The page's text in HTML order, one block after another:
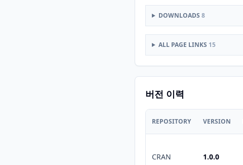
DOWNLOADS 8
ALL PAGE LINKS 15
버전 이력
REPOSITORY VERSION
CRAN 1.0.0